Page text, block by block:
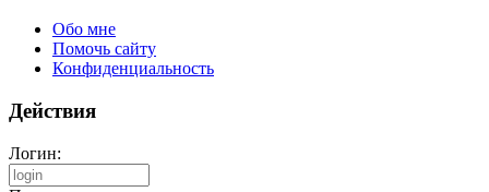
Обо мне
Помочь сайту
Конфиденциальность
Действия
Логин: